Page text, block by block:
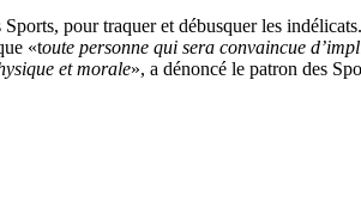
pour traquer et débusquer les
«toute personne qui sera convaincue
et morale», a dénoncé le patron des